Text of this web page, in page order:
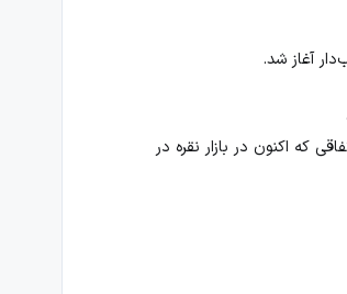
که اکنون در بازار نقره در